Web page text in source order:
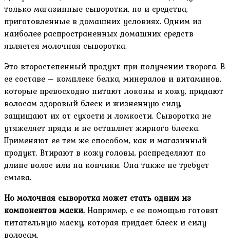
только магазинные сыворотки, но и средства,
приготовленные в домашних условиях. Одним из
наиболее распространенных домашних средств
является молочная сыворотка.
Это второстепенный продукт при получении творога. В
ее составе – комплекс белка, минералов и витаминов,
которые превосходно питают локоны и кожу, придают
волосам здоровый блеск и жизненную силу,
защищают их от сухости и ломкости. Сыворотка не
утяжеляет пряди и не оставляет жирного блеска.
Применяют ее тем же способом, как и магазинный
продукт. Втирают в кожу головы, распределяют по
длине волос или на кончики. Она также не требует
смыва.
Но молочная сыворотка может стать одним из
компонентов маски. Например, с ее помощью готовят
питательную маску, которая придает блеск и силу
волосам.